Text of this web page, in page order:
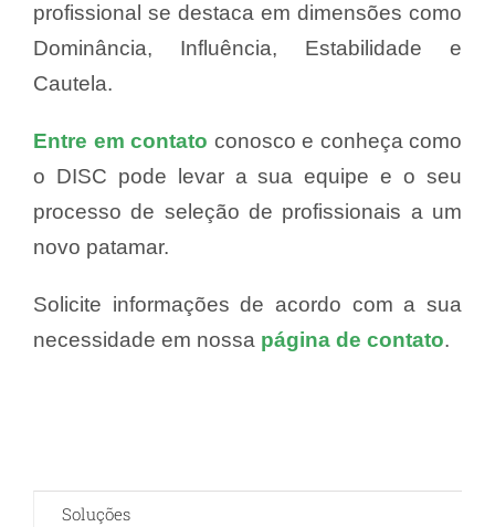
profissional se destaca em dimensões como
Dominância, Influência, Estabilidade e
Cautela.
Entre em contato conosco e conheça como
o DISC pode levar a sua equipe e o seu
processo de seleção de profissionais a um
novo patamar.
Solicite informações de acordo com a sua
necessidade em nossa página de contato.
Soluções